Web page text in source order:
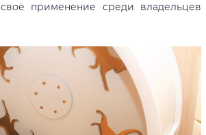
применение среди владельцев